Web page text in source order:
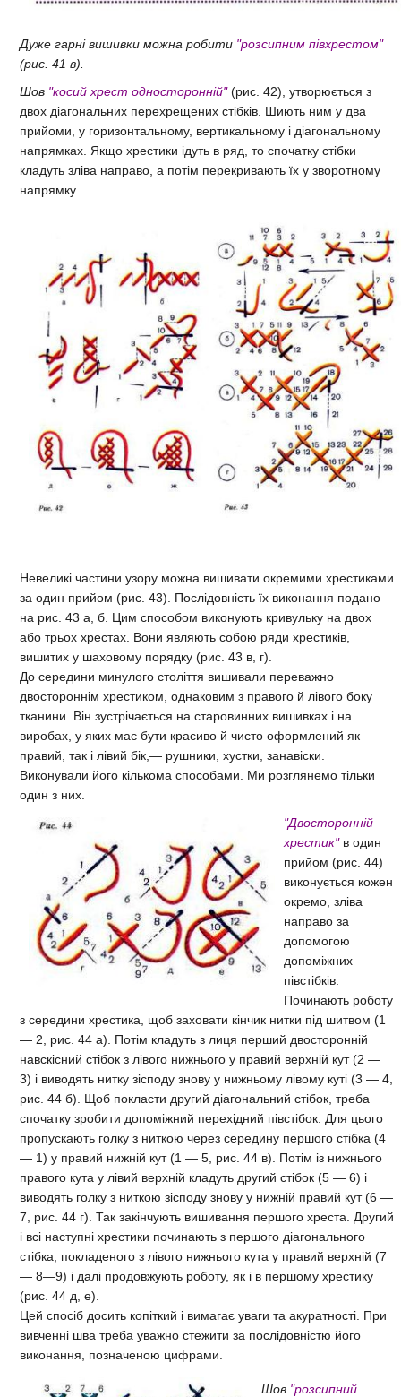
Дуже гарні вишивки можна робити "розсипним півхрестом"
(рис. 41 в).
Шов "косий хрест односторонній" (рис. 42) , утворюється з
двох діагональних перехрещених стібків. Шиють ним у два
прийоми, у горизонтальному, вертикальному і діагональному
напрямках. Якщо хрестики ідуть в ряд, то спочатку стібки
кладуть зліва направо, а потім перекривають їх у зворотному
напрямку.
Невеликі частини узору можна вишивати окремими хрестиками
за один прийом (рис. 43). Послідовність їх виконання подано
на рис. 43 а, б. Цим способом виконують кривульку на двох
або трьох хрестах. Вони являють собою ряди хрестиків,
вишитих у шаховому порядку (рис. 43 в, г).
До середини минулого століття вишивали переважно
двостороннім хрестиком, однаковим з правого й лівого боку
тканини. Він зустрічається на старовинних вишивках і на
виробах, у яких має бути красиво й чисто оформлений як
правий, так і лівий бік,— рушники, хустки, занавіски.
Виконували його кількома способами. Ми розглянемо тільки
один з них.
"Двосторонній
хрестик" в один
прийом (рис. 44)
виконується кожен
окремо, зліва
направо за
допомогою
допоміжних
півстібків.
Починають роботу
з середини хрестика, щоб заховати кінчик нитки під шитвом (1
— 2, рис. 44 а). Потім кладуть з лиця перший двосторонній
навскісний стібок з лівого нижнього у правий верхній кут (2 —
3) і виводять нитку зісподу знову у нижньому лівому куті (3 — 4,
рис. 44 б). Щоб покласти другий діагональний стібок, треба
спочатку зробити допоміжний перехідний півстібок. Для цього
пропускають голку з ниткою через середину першого стібка (4
— 1) у правий нижній кут (1 — 5, рис. 44 в). Потім із нижнього
правого кута у лівий верхній кладуть другий стібок (5 — 6) і
виводять голку з ниткою зісподу знову у нижній правий кут (6 —
7, рис. 44 г). Так закінчують вишивання першого хреста. Другий
і всі наступні хрестики починають з першого діагонального
стібка, покладеного з лівого нижнього кута у правий верхній (7
— 8—9) і далі продовжують роботу, як і в першому хрестику
(рис. 44 д, е).
Цей спосіб досить копіткий і вимагає уваги та акуратності. При
вивченні шва треба уважно стежити за послідовністю його
виконання, позначеною цифрами.
Шов "розсипний